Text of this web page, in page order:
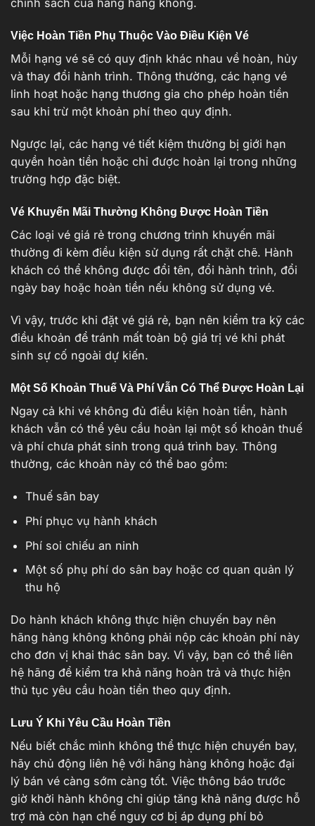
Việc Hoàn Tiền Phụ Thuộc Vào Điều Kiện Vé
Mỗi hạng vé sẽ có quy định khác nhau về hoàn, hủy
và thay đổi hành trình. Thông thường, các hạng vé
linh hoạt hoặc hạng thương gia cho phép hoàn tiền
sau khi trừ một khoản phí theo quy định.
Ngược lại, các hạng vé tiết kiệm thường bị giới hạn
quyền hoàn tiền hoặc chỉ được hoàn lại trong những
trường hợp đặc biệt.
Vé Khuyến Mãi Thường Không Được Hoàn Tiền
Các loại vé giá rẻ trong chương trình khuyến mãi
thường đi kèm điều kiện sử dụng rất chặt chẽ. Hành
khách có thể không được đổi tên, đổi hành trình, đổi
ngày bay hoặc hoàn tiền nếu không sử dụng vé.
Vì vậy, trước khi đặt vé giá rẻ, bạn nên kiểm tra kỹ các
điều khoản để tránh mất toàn bộ giá trị vé khi phát
sinh sự cố ngoài dự kiến.
Một Số Khoản Thuế Và Phí Vẫn Có Thể Được Hoàn Lại
Ngay cả khi vé không đủ điều kiện hoàn tiền, hành
khách vẫn có thể yêu cầu hoàn lại một số khoản thuế
và phí chưa phát sinh trong quá trình bay. Thông
thường, các khoản này có thể bao gồm:
Thuế sân bay
Phí phục vụ hành khách
Phí soi chiếu an ninh
Một số phụ phí do sân bay hoặc cơ quan quản lý
thu hộ
Do hành khách không thực hiện chuyến bay nên
hãng hàng không không phải nộp các khoản phí này
cho đơn vị khai thác sân bay. Vì vậy, bạn có thể liên
hệ hãng để kiểm tra khả năng hoàn trả và thực hiện
thủ tục yêu cầu hoàn tiền theo quy định.
Lưu Ý Khi Yêu Cầu Hoàn Tiền
Nếu biết chắc mình không thể thực hiện chuyến bay,
hãy chủ động liên hệ với hãng hàng không hoặc đại
lý bán vé càng sớm càng tốt. Việc thông báo trước
giờ khởi hành không chỉ giúp tăng khả năng được hỗ
trợ mà còn hạn chế nguy cơ bị áp dụng phí bỏ